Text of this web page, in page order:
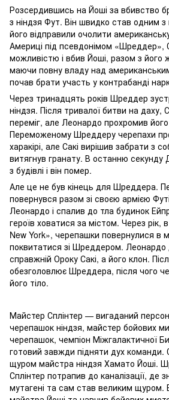
Розсердившись на Йоші за вбивство
з ніндзя Фут. Він швидко став одним з
його відправили очолити
Америці під псевдонімом «Шреддер»,
можливістю і вбив Йоші, разом з його
маючи повну владу над
почав брати участь у контрабанді
Через тринадцять років Шреддер
ніндзя. Після тривалої битви на даху,
переміг, але Леонардо прохромив
Переможеному Шреддеру черепахи
харакірі, але Сакі вирішив забрати з
витягнув гранату. В останню секунду
з будівлі і він помер.
Але це не був кінець для Шреддера.
повернувся разом зі своєю армією
Леонардо і спалив до тла будинок
героїв ховатися за містом. Через рік, в
New York», черепашки повернулися в
поквитатися зі Шреддером. Леонардо
справжній Ороку Сакі, а його клон.
обезголовлює Шреддера, після чого
його тіло.
Майстер Сплінтер — вигаданий
черепашок ніндзя, майстер бойових
черепашок, чемпіон Міжгалактичної
готовий завжди підняти дух команди.
щуром майстра ніндзя Хамато Йоші.
Сплінтер потрапив до каналізації, де
мутагені та сам став великим щуром.